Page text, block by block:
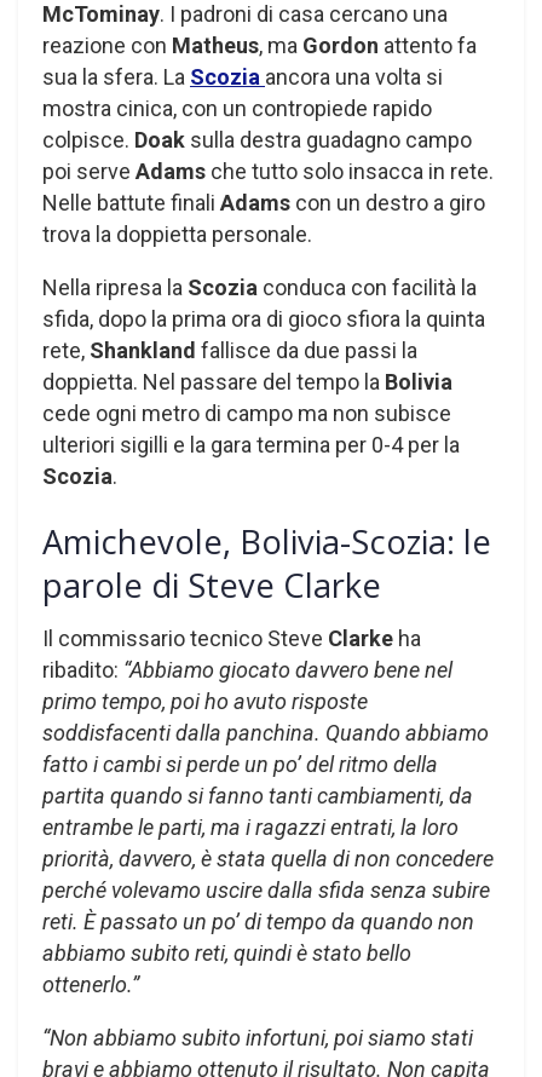
McTominay. I padroni di casa cercano una
reazione con Matheus, ma Gordon attento fa
sua la sfera. La Scozia ancora una volta si
mostra cinica, con un contropiede rapido
colpisce. Doak sulla destra guadagno campo
poi serve Adams che tutto solo insacca in rete.
Nelle battute finali Adams con un destro a giro
trova la doppietta personale.
Nella ripresa la Scozia conduca con facilità la
sfida, dopo la prima ora di gioco sfiora la quinta
rete, Shankland fallisce da due passi la
doppietta. Nel passare del tempo la Bolivia
cede ogni metro di campo ma non subisce
ulteriori sigilli e la gara termina per 0-4 per la
Scozia.
Amichevole, Bolivia-Scozia: le
parole di Steve Clarke
Il commissario tecnico Steve Clarke ha
ribadito: “Abbiamo giocato davvero bene nel
primo tempo, poi ho avuto risposte
soddisfacenti dalla panchina. Quando abbiamo
fatto i cambi si perde un po’ del ritmo della
partita quando si fanno tanti cambiamenti, da
entrambe le parti, ma i ragazzi entrati, la loro
priorità, davvero, è stata quella di non concedere
perché volevamo uscire dalla sfida senza subire
reti. È passato un po’ di tempo da quando non
abbiamo subito reti, quindi è stato bello
ottenerlo.”
“Non abbiamo subito infortuni, poi siamo stati
bravi e abbiamo ottenuto il risultato. Non capita